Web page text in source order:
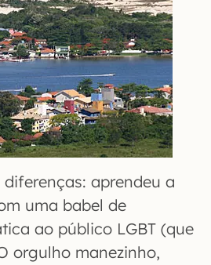
aprendeu a
uma babel de
ao público LGBT (que
orgulho manezinho,